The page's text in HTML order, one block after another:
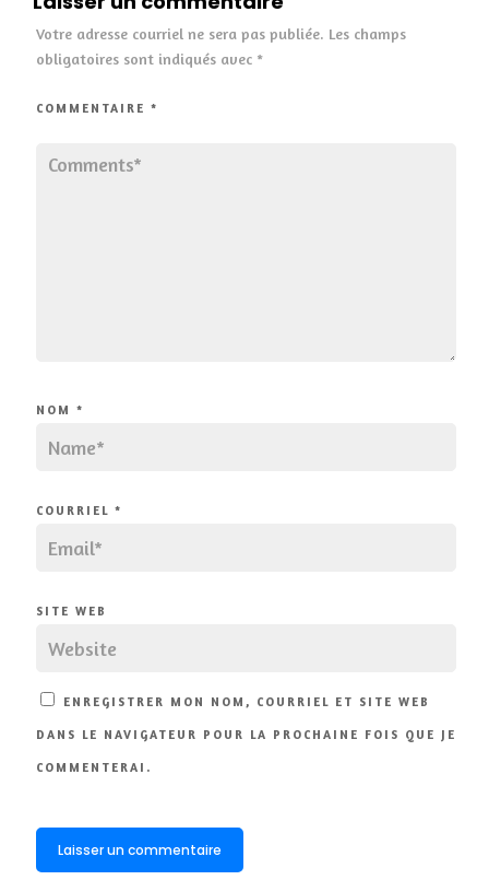
Votre adresse courriel ne sera pas publiée. Les champs
obligatoires sont indiqués avec *
COMMENTAIRE *
NOM *
COURRIEL *
SITE WEB
ENREGISTRER MON NOM, COURRIEL ET SITE WEB
DANS LE NAVIGATEUR POUR LA PROCHAINE FOIS QUE JE
COMMENTERAI.